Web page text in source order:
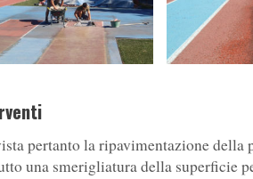
pertanto la ripavimentazione della
una smerigliatura della superficie